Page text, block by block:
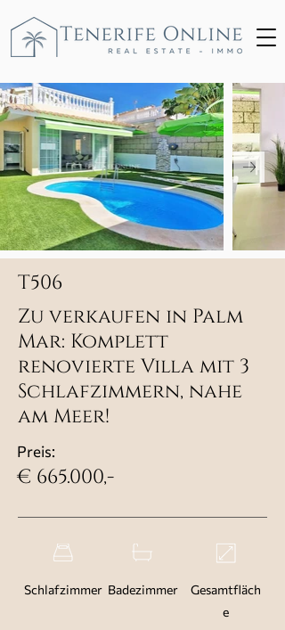
T506
Zu verkaufen in Palm
Mar: Komplett
renovierte Villa mit 3
Schlafzimmern, nahe
am Meer!
Preis:
€ 665.000,-
Schlafzimmer Badezimmer
Gesamtfläch
e